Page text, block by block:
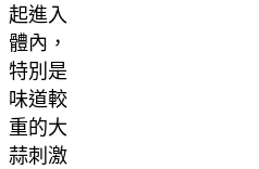
起進入
體內，
特別是
味道較
重的大
蒜刺激